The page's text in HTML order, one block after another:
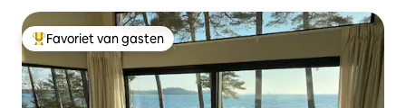
Topfavoriet van gasten
Favoriet van gasten